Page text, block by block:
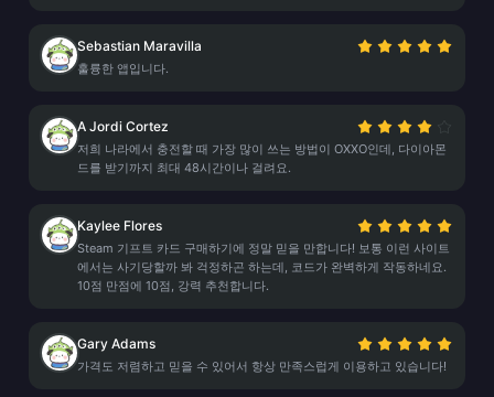
Sebastian Maravilla
훌륭한 앱입니다.
A Jordi Cortez
저희 나라에서 충전할 때 가장 많이 쓰는 방법이 OXXO인데, 다이아몬
드를 받기까지 최대 48시간이나 걸려요.
Kaylee Flores
Steam 기프트 카드 구매하기에 정말 믿을 만합니다! 보통 이런 사이트
에서는 사기당할까 봐 걱정하곤 하는데, 코드가 완벽하게 작동하네요.
10점 만점에 10점, 강력 추천합니다.
Gary Adams
가격도 저렴하고 믿을 수 있어서 항상 만족스럽게 이용하고 있습니다!